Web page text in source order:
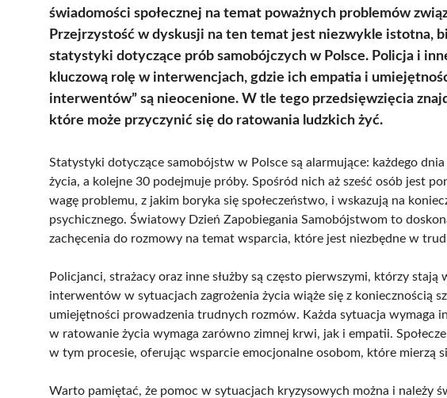
świadomości społecznej na temat poważnych problemów
Przejrzystość w dyskusji na ten temat jest niezwykle istotna,
statystyki dotyczące prób samobójczych w Polsce. Policja i
kluczową rolę w interwencjach, gdzie ich empatia i
interwentów” są nieocenione. W tle tego przedsięwzięcia
które może przyczynić się do ratowania ludzkich żyć.
Statystyki dotyczące samobójstw w Polsce są alarmujące: każdego
życia, a kolejne 30 podejmuje próby. Spośród nich aż sześć osób jest
wagę problemu, z jakim boryka się społeczeństwo, i wskazują na
psychicznego. Światowy Dzień Zapobiegania Samobójstwom to
zachęcenia do rozmowy na temat wsparcia, które jest niezbędne w
Policjanci, strażacy oraz inne służby są często pierwszymi, którzy
interwentów w sytuacjach zagrożenia życia wiąże się z koniecznością
umiejętności prowadzenia trudnych rozmów. Każda sytuacja wymaga
w ratowanie życia wymaga zarówno zimnej krwi, jak i empatii.
w tym procesie, oferując wsparcie emocjonalne osobom, które mierzą
Warto pamiętać, że pomoc w sytuacjach kryzysowych można i należy